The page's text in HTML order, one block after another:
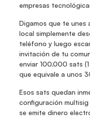
empresas
Digamos que te unes
local simplemente
teléfono y luego
invitación de tu
enviar 100.000 sats
que equivale a unos
Esos sats quedan
configuración
se emite dinero